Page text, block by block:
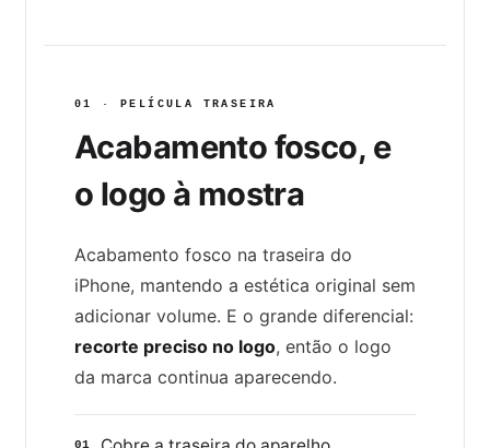
01 · PELÍCULA TRASEIRA
Acabamento fosco, e
o logo à mostra
Acabamento fosco na traseira do
iPhone, mantendo a estética original sem
adicionar volume. E o grande diferencial:
recorte preciso no logo, então o logo
da marca continua aparecendo.
01